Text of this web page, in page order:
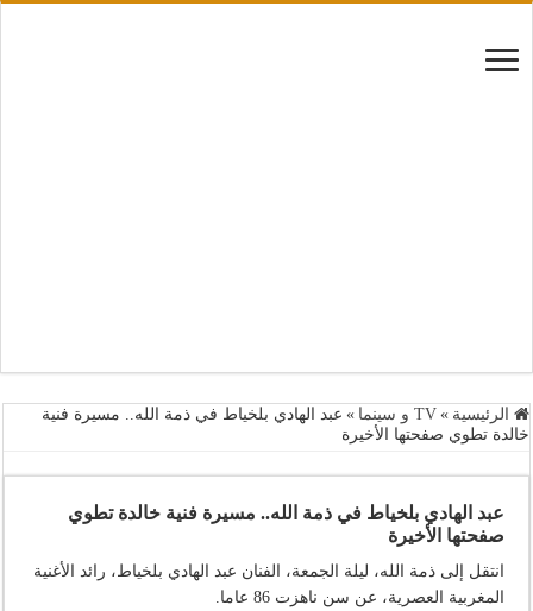
الرئيسية » TV و سينما » عبد الهادي بلخياط في ذمة الله.. مسيرة فنية
خالدة تطوي صفحتها الأخيرة
عبد الهادي بلخياط في ذمة الله.. مسيرة فنية خالدة تطوي
صفحتها الأخيرة
انتقل إلى ذمة الله، ليلة الجمعة، الفنان عبد الهادي بلخياط، رائد الأغنية
المغربية العصرية، عن سن ناهزت 86 عاما.